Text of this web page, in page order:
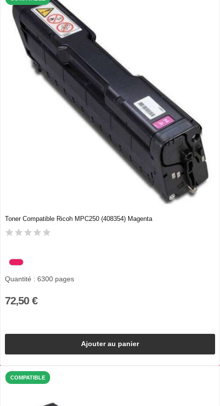
Toner Compatible Ricoh MPC250 (408354) Magenta
Quantité : 6300 pages
72,50 €
Ajouter au panier
COMPATIBLE